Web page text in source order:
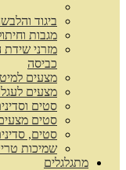
ביגוד
מגבות
מזרני
כביסה
מצעים
מצעים
סטים
סטים
סטים,
שמיכות
מתגלגלים